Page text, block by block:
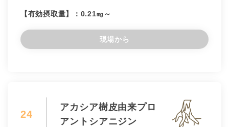
【有効摂取量】：0.21㎎～
現場から
24
アカシア樹皮由来プロ
アントシアニジン